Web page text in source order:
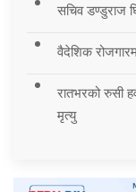
सचिव डण्डुराज
वैदेशिक
रातभरको रुसी
मृत्यु